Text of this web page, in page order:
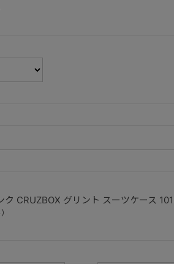
ク CRUZBOX グリント スーツケース